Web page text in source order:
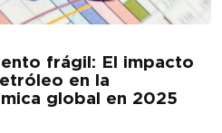
frágil: El impacto
en la
global en 2025